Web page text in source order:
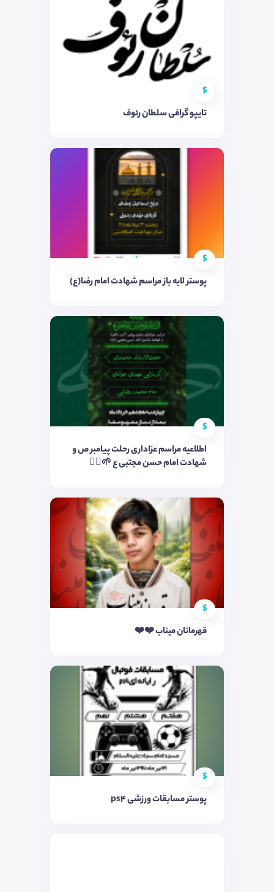
$
تایپو گرافی سلطان رئوف
$
پوستر لایه باز مراسم شهادت امام رضا(ع)
$
اطلاعیه مراسم عزاداری رحلت پیامبر ص و
شهادت امام حسن مجتبی ع 🌱✋🏻
$
قهرمانان میناب ❤️❤️
$
پوستر مسابقات ورزشی ps4